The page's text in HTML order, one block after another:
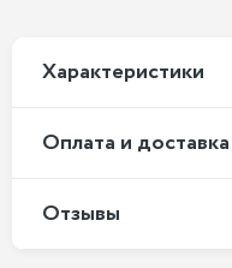
Xарактеристики
Оплата и доставка
Отзывы